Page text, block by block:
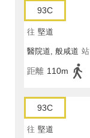
93C
往 堅道
醫院道, 般咸道 站
距離 110m
93C
往 堅道